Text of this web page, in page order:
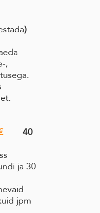
)
,
40
ja 30
jpm